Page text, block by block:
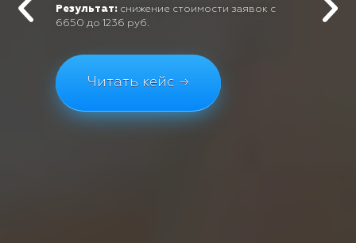
Результат: снижение стоимости заявок с
6650 до 1236 руб.
Читать кейс →